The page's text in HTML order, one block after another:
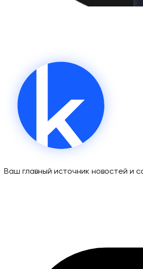
Ваш главный источник новостей и